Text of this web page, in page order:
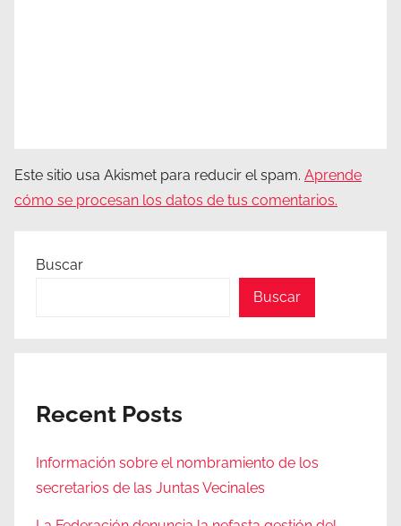
Este sitio usa Akismet para reducir el spam. Aprende
cómo se procesan los datos de tus comentarios.
Buscar
Buscar
Recent Posts
Información sobre el nombramiento de los
secretarios de las Juntas Vecinales